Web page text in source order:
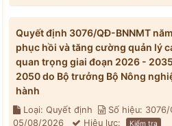
Quyết định 3076/QĐ-BNNMT
phục hồi và tăng cường quản lý
quan trọng giai đoạn 2026 -
2050 do Bộ trưởng Bộ Nông
hành
Loại: Quyết định Số hiệu:
05/08/2026
Hiệu lực: Kiểm tra